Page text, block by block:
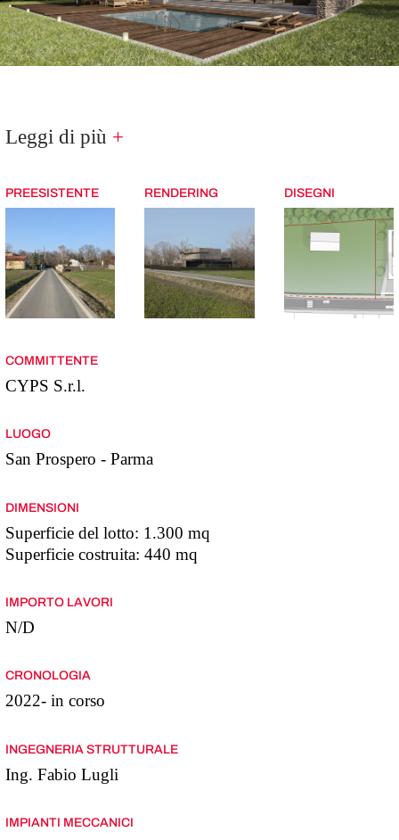
Leggi di più +
PREESISTENTE RENDERING DISEGNI
COMMITTENTE
CYPS S.r.l.
LUOGO
San Prospero - Parma
DIMENSIONI
Superficie del lotto: 1.300 mq
Superficie costruita: 440 mq
IMPORTO LAVORI
N/D
CRONOLOGIA
2022- in corso
INGEGNERIA STRUTTURALE
Ing. Fabio Lugli
IMPIANTI MECCANICI